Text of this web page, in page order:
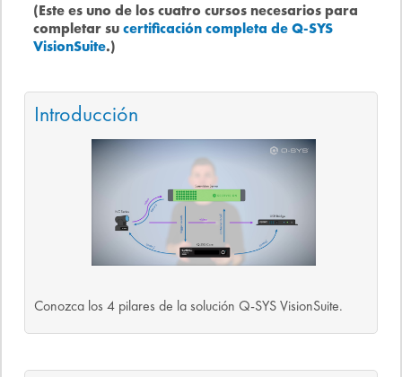
(Este es uno de los cuatro cursos necesarios para
completar sucertificación completa de Q-SYS
VisionSuite.)
Introducción
Conozca los 4 pilares de la solución Q-SYS VisionSuite.